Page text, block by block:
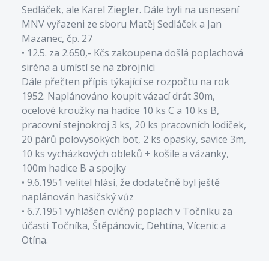
Sedláček, ale Karel Ziegler. Dále byli na usnesení
MNV vyřazeni ze sboru Matěj Sedláček a Jan
Mazanec, čp. 27
• 12.5. za 2.650,- Kčs zakoupena došlá poplachová
siréna a umístí se na zbrojnici
Dále přečten přípis týkající se rozpočtu na rok
1952. Naplánováno koupit vázací drát 30m,
ocelové kroužky na hadice 10 ks C a 10 ks B,
pracovní stejnokroj 3 ks, 20 ks pracovních lodiček,
20 párů polovysokých bot, 2 ks opasky, savice 3m,
10 ks vycházkových obleků + košile a vázanky,
100m hadice B a spojky
• 9.6.1951 velitel hlásí, že dodatečně byl ještě
naplánován hasičský vůz
• 6.7.1951 vyhlášen cvičný poplach v Točníku za
účasti Točníka, Štěpánovic, Dehtína, Vícenic a
Otína.